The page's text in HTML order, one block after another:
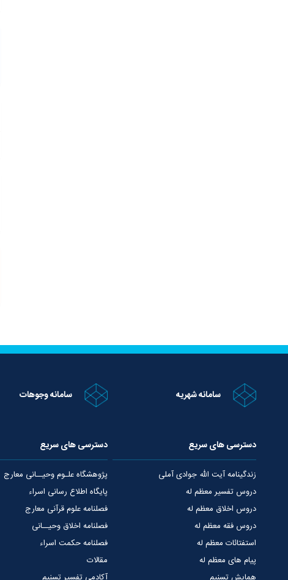
سامانه شهریه سامانه وجوهات
دسترسی های سریع
زندگینامه آیت الله جوادی آملی
دروس تفسیر معظم له
دروس اخلاق معظم له
دروس فقه معظم له
استفتائات معظم له
پیام های معظم له
دسترسی های سریع
پژوهشگاه علـوم وحیــانی معارج
پایگاه اطلاع رسانی اسراء
فصلنامه علوم قرآنی معارج
فصلنامه اخلاق وحیــانی
فصلنامه حکمت اسراء
مقالات